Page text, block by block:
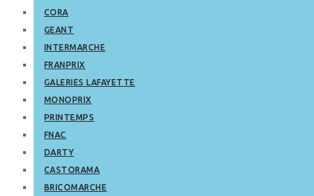
CORA
GEANT
INTERMARCHE
FRANPRIX
GALERIES LAFAYETTE
MONOPRIX
PRINTEMPS
FNAC
DARTY
CASTORAMA
BRICOMARCHE